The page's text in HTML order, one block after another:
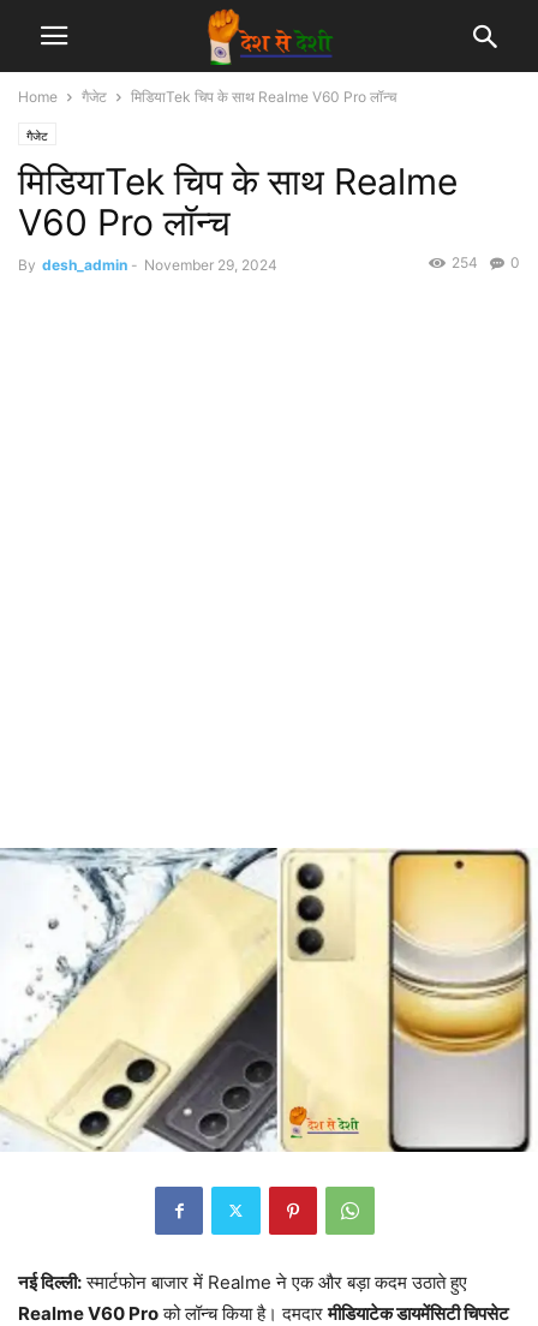
Home गैजेट मिडियाTek चिप के साथ Realme V60 Pro लॉन्च
गैजेट
मिडियाTek चिप के साथ Realme
V60 Pro लॉन्च
By desh_admin - November 29, 2024 0
254
नई दिल्ली:स्मार्टफोन बाजार में Realme ने एक और बड़ा कदम उठाते हुए
Realme V60 Proको लॉन्च किया है। दमदारमीडियाटेक डायमेंसिटी चिपसेट